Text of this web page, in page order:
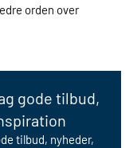
orden over
gode tilbud,
tilbud, nyheder,